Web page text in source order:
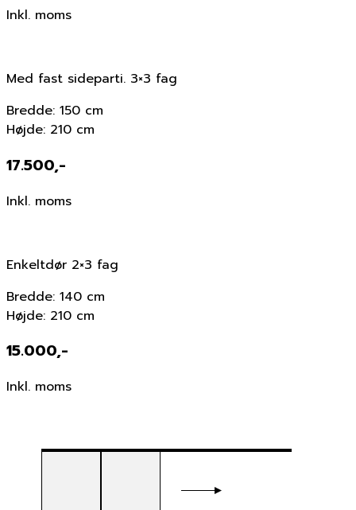
Inkl. moms
Med fast sideparti. 3×3 fag
Bredde: 150 cm
Højde: 210 cm
17.500,-
Inkl. moms
Enkeltdør 2×3 fag
Bredde: 140 cm
Højde: 210 cm
15.000,-
Inkl. moms